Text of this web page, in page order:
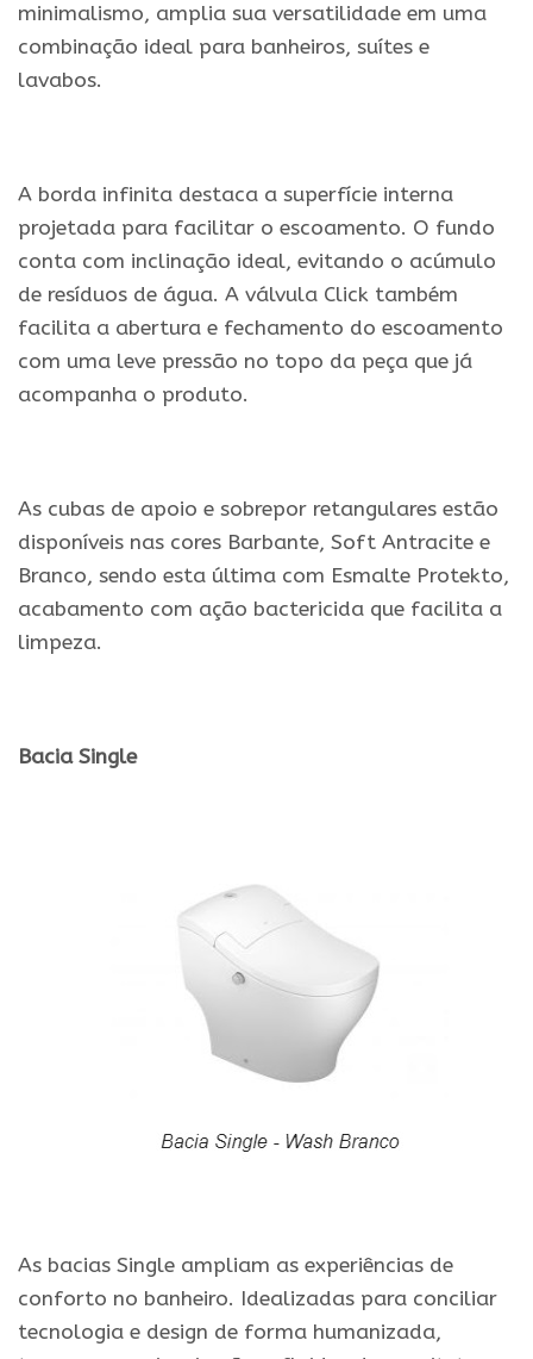
minimalismo, amplia sua versatilidade em uma
combinação ideal para banheiros, suítes e
lavabos.
A borda infinita destaca a superfície interna
projetada para facilitar o escoamento. O fundo
conta com inclinação ideal, evitando o acúmulo
de resíduos de água. A válvula Click também
facilita a abertura e fechamento do escoamento
com uma leve pressão no topo da peça que já
acompanha o produto.
As cubas de apoio e sobrepor retangulares estão
disponíveis nas cores Barbante, Soft Antracite e
Branco, sendo esta última com Esmalte Protekto,
acabamento com ação bactericida que facilita a
limpeza.
Bacia Single
As bacias Single ampliam as experiências de
conforto no banheiro. Idealizadas para conciliar
tecnologia e design de forma humanizada,